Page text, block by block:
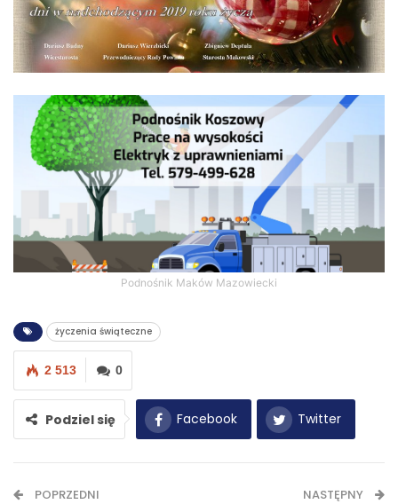
Podnośnik Maków Mazowiecki
życzenia świąteczne
0
2 513
Podziel się Facebook Twitter
POPRZEDNI NASTĘPNY